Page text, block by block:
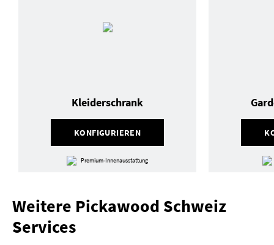
KONFIGURIEREN
Kleiderschrank
Premium-Innenausstattung
Weitere Pickawood Schweiz
Services